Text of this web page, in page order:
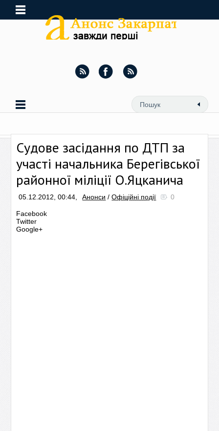
Судове засідання по ДТП за
участі начальника Берегівської
районної міліції О.Яцканича
05.12.2012, 00:44, Анонси /Офіційні події 0
Facebook
Twitter
Google+